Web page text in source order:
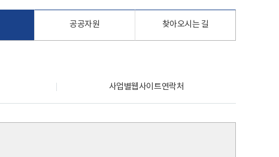
공공자원 찾아오시는 길
사업별웹사이트연락처